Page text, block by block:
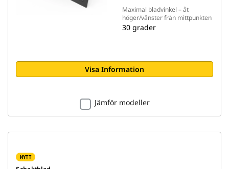
Maximal bladvinkel – åt
höger/vänster från mittpunkten
30 grader
Visa Information
Jämför modeller
NYTT